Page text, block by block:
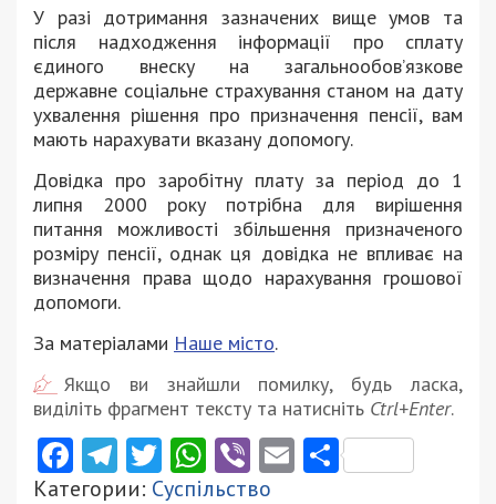
У разі дотримання зазначених вище умов та
після надходження інформації про сплату
єдиного внеску на загальнообов’язкове
державне соціальне страхування станом на дату
ухвалення рішення про призначення пенсії, вам
мають нарахувати вказану допомогу.
Довідка про заробітну плату за період до 1
липня 2000 року потрібна для вирішення
питання можливості збільшення призначеного
розміру пенсії, однак ця довідка не впливає на
визначення права щодо нарахування грошової
допомоги.
За матеріалами Наше місто.
Якщо ви знайшли помилку, будь ласка,
виділіть фрагмент тексту та натисніть Ctrl+Enter.
Facebook
Telegram
Twitter
WhatsApp
ViberEmail
Категории: Суспільство